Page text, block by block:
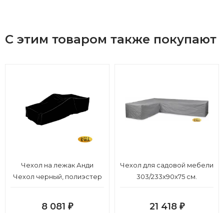
С этим товаром также покупают
Чехол на лежак Анди
Чехол черный, полиэстер
8 081 ₽
Чехол для садовой мебели
303/233x90x75 см.
21 418 ₽